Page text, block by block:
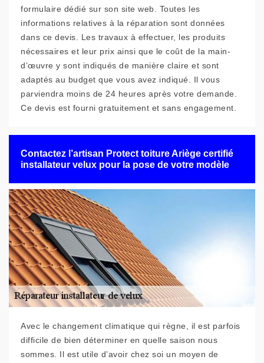
formulaire dédié sur son site web. Toutes les
informations relatives à la réparation sont données
dans ce devis. Les travaux à effectuer, les produits
nécessaires et leur prix ainsi que le coût de la main-
d’œuvre y sont indiqués de manière claire et sont
adaptés au budget que vous avez indiqué. Il vous
parviendra moins de 24 heures après votre demande.
Ce devis est fourni gratuitement et sans engagement.
Contactez l’artisan Protect toiture Ariège certifié
installateur velux pour la pose de votre modèle
Avec le changement climatique qui règne, il est parfois
difficile de bien déterminer en quelle saison nous
sommes. Il est utile d’avoir chez soi un moyen de